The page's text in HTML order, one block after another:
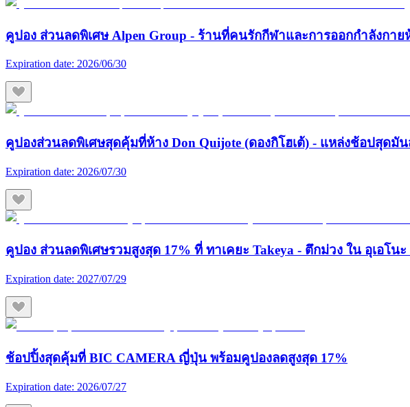
คูปอง ส่วนลดพิเศษ Alpen Group - ร้านที่คนรักกีฬาและการออกกำลังกา
Expiration date: 2026/06/30
คูปองส่วนลดพิเศษสุดคุ้มที่ห้าง Don Quijote (ดองกิโฮเต้) - แหล่งช้อปสุดมั
Expiration date: 2026/07/30
คูปอง ส่วนลดพิเศษรวมสูงสุด 17% ที่ ทาเคยะ Takeya - ตึกม่วง ใน อุเอโ
Expiration date: 2027/07/29
ช้อปปิ้งสุดคุ้มที่ BIC CAMERA ญี่ปุ่น พร้อมคูปองลดสูงสุด 17%
Expiration date: 2026/07/27